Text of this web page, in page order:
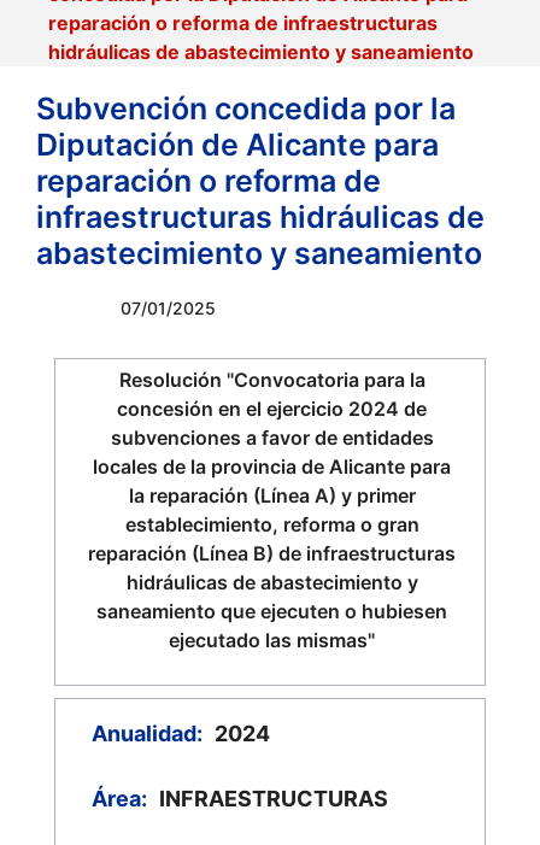
reparación o reforma de infraestructuras
hidráulicas de abastecimiento y saneamiento
Subvención concedida por la
Diputación de Alicante para
reparación o reforma de
infraestructuras hidráulicas de
abastecimiento y saneamiento
07/01/2025
Resolución "Convocatoria para la
concesión en el ejercicio 2024 de
subvenciones a favor de entidades
locales de la provincia de Alicante para
la reparación (Línea A) y primer
establecimiento, reforma o gran
reparación (Línea B) de infraestructuras
hidráulicas de abastecimiento y
saneamiento que ejecuten o hubiesen
ejecutado las mismas"
Anualidad: 2024
Área: INFRAESTRUCTURAS